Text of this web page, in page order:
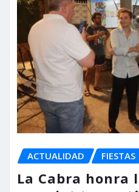
ACTUALIDAD FIESTAS
La Cabra